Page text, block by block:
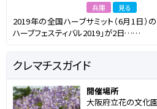
兵庫 見る
2019年の全国ハーブサミット（6月1日）
ハーブフェスティバル2019」が2日……
クレマチスガイド
開催場所
大阪府立花の文化